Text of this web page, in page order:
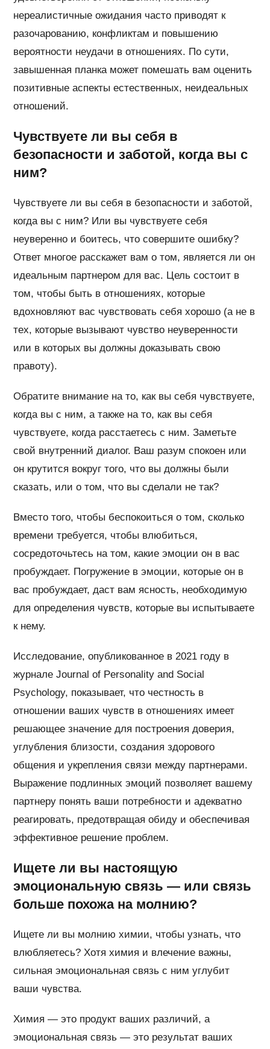
нереалистичные ожидания часто приводят к
разочарованию, конфликтам и повышению
вероятности неудачи в отношениях. По сути,
завышенная планка может помешать вам оценить
позитивные аспекты естественных, неидеальных
отношений.
Чувствуете ли вы себя в
безопасности и заботой, когда вы с
ним?
Чувствуете ли вы себя в безопасности и заботой,
когда вы с ним? Или вы чувствуете себя
неуверенно и боитесь, что совершите ошибку?
Ответ многое расскажет вам о том, является ли он
идеальным партнером для вас. Цель состоит в
том, чтобы быть в отношениях, которые
вдохновляют вас чувствовать себя хорошо (а не в
тех, которые вызывают чувство неуверенности
или в которых вы должны доказывать свою
правоту).
Обратите внимание на то, как вы себя чувствуете,
когда вы с ним, а также на то, как вы себя
чувствуете, когда расстаетесь с ним. Заметьте
свой внутренний диалог. Ваш разум спокоен или
он крутится вокруг того, что вы должны были
сказать, или о том, что вы сделали не так?
Вместо того, чтобы беспокоиться о том, сколько
времени требуется, чтобы влюбиться,
сосредоточьтесь на том, какие эмоции он в вас
пробуждает. Погружение в эмоции, которые он в
вас пробуждает, даст вам ясность, необходимую
для определения чувств, которые вы испытываете
к нему.
Исследование, опубликованное в 2021 году в
журнале Journal of Personality and Social
Psychology, показывает, что честность в
отношении ваших чувств в отношениях имеет
решающее значение для построения доверия,
углубления близости, создания здорового
общения и укрепления связи между партнерами.
Выражение подлинных эмоций позволяет вашему
партнеру понять ваши потребности и адекватно
реагировать, предотвращая обиду и обеспечивая
эффективное решение проблем.
Ищете ли вы настоящую
эмоциональную связь — или связь
больше похожа на молнию?
Ищете ли вы молнию химии, чтобы узнать, что
влюбляетесь? Хотя химия и влечение важны,
сильная эмоциональная связь с ним углубит
ваши чувства.
Химия — это продукт ваших различий, а
эмоциональная связь — это результат ваших